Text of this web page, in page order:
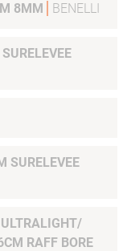
8MM BENELLI
SURELEVEE
RAFF BORE